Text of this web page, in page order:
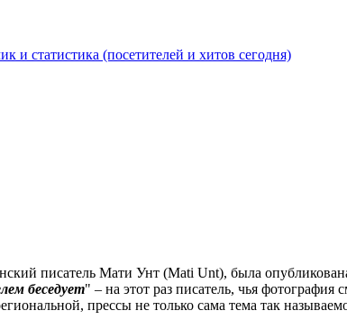
писатель Мати Унт (Mati Unt), была
беседует" – на этот раз писатель, чья
прессы не только сама тема так